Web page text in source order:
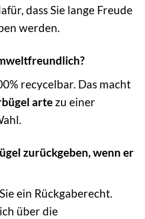
dass Sie lange Freude
werden.
recycelbar. Das macht
arte zu einer
zurückgeben, wenn er
ein Rückgaberecht.
über die